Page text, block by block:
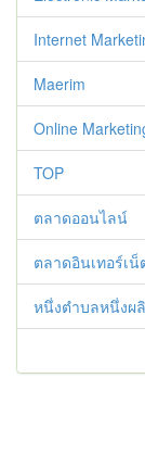
Internet
Maerim
Online
TOP
ตลาดออนไลน์
ตลาดอินเทอร์เน็
หนึ่งตำบลหนึ่ง